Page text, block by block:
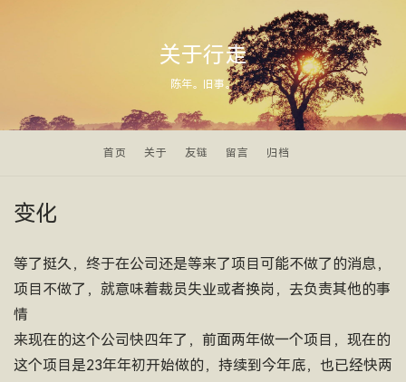
关于行走
陈年。旧事。
首页 关于 友链 留言 归档
变化
等了挺久，终于在公司还是等来了项目可能不做了的消息，
项目不做了，就意味着裁员失业或者换岗，去负责其他的事
情
来现在的这个公司快四年了，前面两年做一个项目，现在的
这个项目是23年年初开始做的，持续到今年底，也已经快两